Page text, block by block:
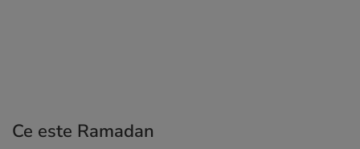
Ce este Ramadan